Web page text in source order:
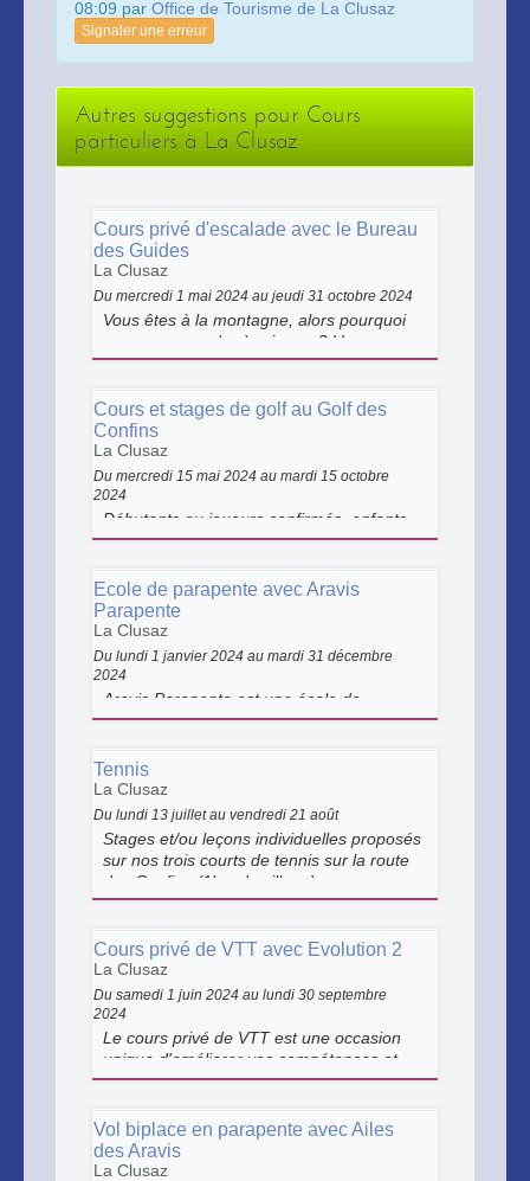
08:09 par Office de Tourisme de La Clusaz
Signaler une erreur
Autres suggestions pour Cours
particuliers à La Clusaz
Cours privé d'escalade avec le Bureau
des Guides
La Clusaz
Du mercredi 1 mai 2024 au jeudi 31 octobre 2024
Vous êtes à la montagne, alors pourquoi
ne pas apprendre à grimper ? Venez vous
initier ou progresser avec nos guides sur
massif des Aravis.
Cours et stages de golf au Golf des
Confins
La Clusaz
Du mercredi 15 mai 2024 au mardi 15 octobre
2024
Débutants ou joueurs confirmés, enfants
ou adultes, cours particuliers ou collectifs,
carte verte, ... Laurent Collomb-Patton,
professeur diplomé d'état, est là pour vous
faire découvrir le golf ou vous
perfectionner.
Ecole de parapente avec Aravis
Parapente
La Clusaz
Du lundi 1 janvier 2024 au mardi 31 décembre
2024
Aravis Parapente est une école de
parapente, offrant la possibilité
que ce soit en pente-école l'été et en
biplace pédagogique toute saison.
Tennis
La Clusaz
Du lundi 13 juillet au vendredi 21 août
Stages et/ou leçons individuelles proposés
sur nos trois courts de tennis sur la route
des Confins (1km du village).
Cours privé de VTT avec Evolution 2
La Clusaz
Du samedi 1 juin 2024 au lundi 30 septembre
2024
Le cours privé de VTT est une occasion
unique d'améliorer vos compétences et
votre technique sous la direction experte
soient votre âge, votre niveau et votre
discipline, nous répondrons à vos besoins
spécifiques.
Vol biplace en parapente avec Ailes
des Aravis
La Clusaz